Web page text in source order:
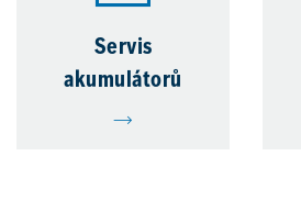
Servis
akumulátorů